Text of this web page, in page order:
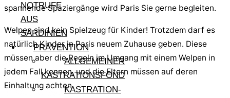
NOTRUFE
AUS
SARDINIEN
PRÄVENTION
ALLGEMEINER
KASTRATIONSFOND
KASTRATION-
spannende Spaziergänge wird Paris Sie gerne begleiten.
Welpen sind kein Spielzeug für Kinder! Trotzdem darf es
natürlich Kinder in Paris neuem Zuhause geben. Diese
müssen aber die Regeln im Umgang mit einem Welpen in
jedem Fall kennen, und die Eltern müssen auf deren
Einhaltung achten.